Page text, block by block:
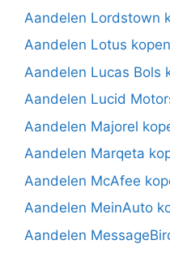
Aandelen Lordstown
Aandelen Lotus kopen
Aandelen Lucas Bols
Aandelen Lucid
Aandelen Majorel
Aandelen Marqeta
Aandelen McAfee
Aandelen MeinAuto
Aandelen